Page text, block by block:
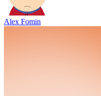
Alex Fomin